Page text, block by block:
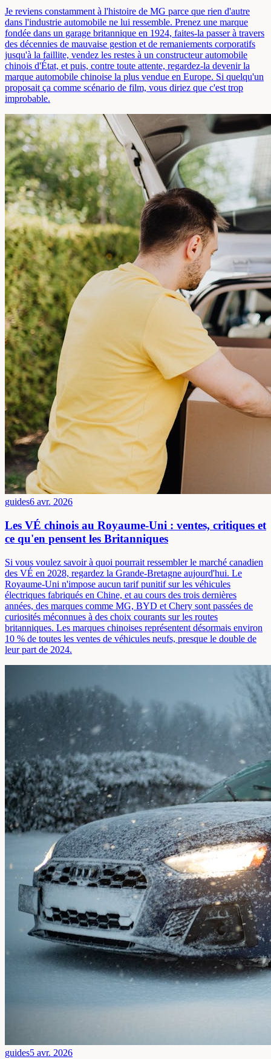
Je reviens constamment à l'histoire de MG parce que rien d'autre
dans l'industrie automobile ne lui ressemble. Prenez une marque
fondée dans un garage britannique en 1924, faites-la passer à travers
des décennies de mauvaise gestion et de remaniements corporatifs
jusqu'à la faillite, vendez les restes à un constructeur automobile
chinois d'État, et puis, contre toute attente, regardez-la devenir la
marque automobile chinoise la plus vendue en Europe. Si quelqu'un
proposait ça comme scénario de film, vous diriez que c'est trop
improbable.
guides6 avr. 2026
Les VÉ chinois au Royaume-Uni : ventes, critiques et
ce qu'en pensent les Britanniques
Si vous voulez savoir à quoi pourrait ressembler le marché canadien
des VÉ en 2028, regardez la Grande-Bretagne aujourd'hui. Le
Royaume-Uni n'impose aucun tarif punitif sur les véhicules
électriques fabriqués en Chine, et au cours des trois dernières
années, des marques comme MG, BYD et Chery sont passées de
curiosités méconnues à des choix courants sur les routes
britanniques. Les marques chinoises représentent désormais environ
10 % de toutes les ventes de véhicules neufs, presque le double de
leur part de 2024.
guides5 avr. 2026